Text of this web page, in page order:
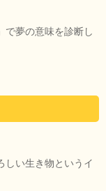
で夢の意味を診断し
しい生き物というイ